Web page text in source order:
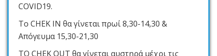
COVID19.
Το CHEK IN θα γίνεται πρωί 8,30-14,30 &
Απόγευμα 15,30-21,30
ΤΟ CHEK OUT θα γίνεται αυστηρά μέχρι τις